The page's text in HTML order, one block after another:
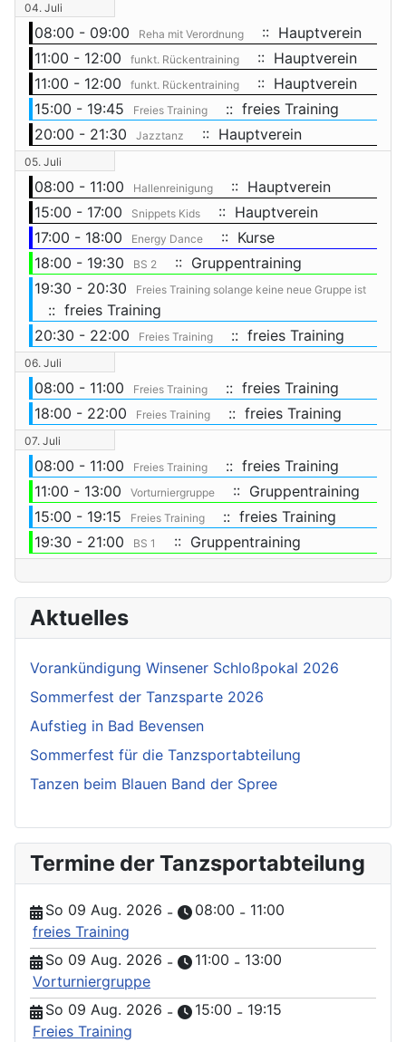
04. Juli
08:00 - 09:00 Reha mit Verordnung
:: Hauptverein
11:00 - 12:00
funkt. Rückentraining
:: Hauptverein
11:00 - 12:00
funkt. Rückentraining
:: Hauptverein
15:00 - 19:45
Freies Training
:: freies Training
20:00 - 21:30
Jazztanz :: Hauptverein
05. Juli
08:00 - 11:00 Hallenreinigung
:: Hauptverein
15:00 - 17:00
Snippets Kids
:: Hauptverein
17:00 - 18:00
Energy Dance
:: Kurse
18:00 - 19:30
BS 2
:: Gruppentraining
19:30 - 20:30
Freies Training solange keine neue Gruppe ist
:: freies Training
20:30 - 22:00
Freies Training :: freies Training
06. Juli
08:00 - 11:00 Freies Training
:: freies Training
18:00 - 22:00
Freies Training :: freies Training
07. Juli
08:00 - 11:00 Freies Training
:: freies Training
11:00 - 13:00
Vorturniergruppe
:: Gruppentraining
15:00 - 19:15
Freies Training
:: freies Training
19:30 - 21:00
BS 1 :: Gruppentraining
Aktuelles
Vorankündigung Winsener Schloßpokal 2026
Sommerfest der Tanzsparte 2026
Aufstieg in Bad Bevensen
Sommerfest für die Tanzsportabteilung
Tanzen beim Blauen Band der Spree
Termine der Tanzsportabteilung
So 09 Aug. 2026 - 08:00 - 11:00
freies Training
So 09 Aug. 2026 - 11:00 - 13:00
Vorturniergruppe
So 09 Aug. 2026 - 15:00 - 19:15
Freies Training